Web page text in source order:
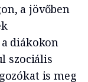
a jövőben
diákokon
szociális
is meg